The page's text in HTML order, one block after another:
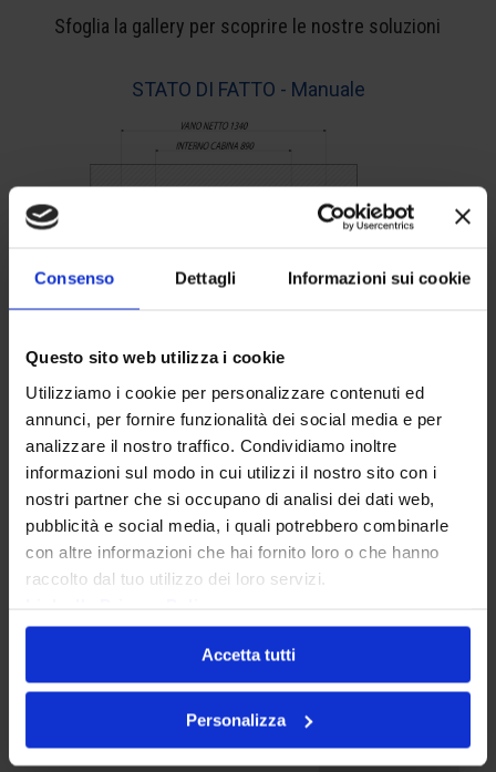
Consenso Dettagli Informazioni sui cookie
Questo sito web utilizza i cookie
Utilizziamo i cookie per personalizzare contenuti ed
annunci, per fornire funzionalità dei social media e per
analizzare il nostro traffico. Condividiamo inoltre
informazioni sul modo in cui utilizzi il nostro sito con i
nostri partner che si occupano di analisi dei dati web,
pubblicità e social media, i quali potrebbero combinarle
con altre informazioni che hai fornito loro o che hanno
raccolto dal tuo utilizzo dei loro servizi.
Accetta tutti
Personalizza
Sfoglia la gallery per scoprire le nostre soluzioni
STATO DI FATTO - Manuale